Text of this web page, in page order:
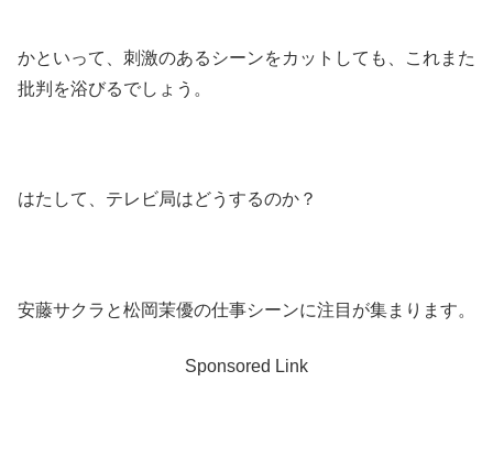
かといって、刺激のあるシーンをカットしても、これまた
批判を浴びるでしょう。
はたして、テレビ局はどうするのか？
安藤サクラと松岡茉優の仕事シーンに注目が集まります。
Sponsored Link